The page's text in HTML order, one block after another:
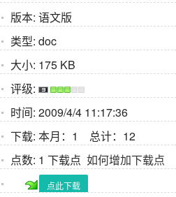
版本: 语文版
类型: doc
大小: 175 KB
评级:
时间: 2009/4/4 11:17:36
下载: 本月：1 总计：12
点数: 1 下载点 如何增加下载点
点此下载